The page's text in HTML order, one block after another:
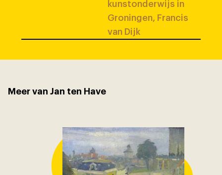
kunstonderwijs in
Groningen, Francis
van Dijk
Meer van Jan ten Have